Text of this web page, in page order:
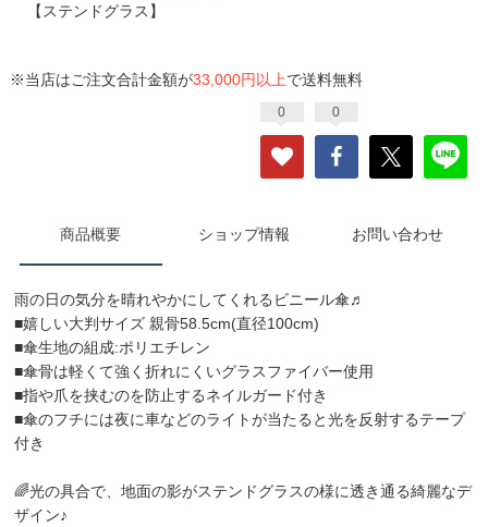
【ステンドグラス】
※当店はご注文合計金額が33,000円以上で送料無料
0 0
商品概要 ショップ情報 お問い合わせ
雨の日の気分を晴れやかにしてくれるビニール傘♬
■嬉しい大判サイズ 親骨58.5cm(直径100cm)
■傘生地の組成:ポリエチレン
■傘骨は軽くて強く折れにくいグラスファイバー使用
■指や爪を挟むのを防止するネイルガード付き
■傘のフチには夜に車などのライトが当たると光を反射するテープ
付き
🌈光の具合で、地面の影がステンドグラスの様に透き通る綺麗なデ
ザイン♪